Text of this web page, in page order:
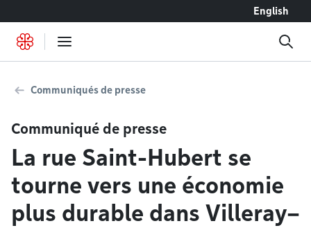
English
Communiqués de presse
Communiqué de presse
La rue Saint-Hubert se
tourne vers une économie
plus durable dans Villeray–